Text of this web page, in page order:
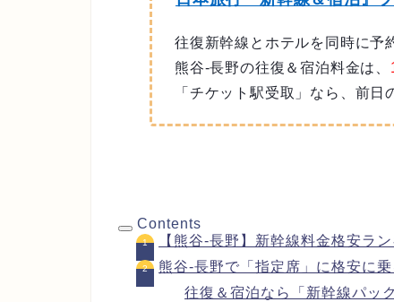
往復新幹線とホテルを同時に予
熊谷-長野の往復＆宿泊料金は、
「チケット駅受取」なら、前日
Contents
【熊谷-長野】新幹線料金格安ラ
熊谷-長野で「指定席」に格安に乗
往復＆宿泊なら「新幹線パッ